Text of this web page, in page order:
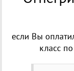
если Вы
класс